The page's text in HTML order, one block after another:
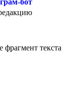
фрагмент текста